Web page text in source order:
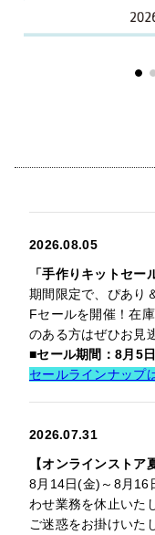
2026.08.05
「手作りキットセー
期間限定で、ぴあり
Fセールを開催！在
のある方はぜひお見
■セール期間：8月5
セールラインナップ
2026.07.31
【オンラインストア
8月14日(金)～8月16
わせ業務を休止いた
ご迷惑をお掛けいた